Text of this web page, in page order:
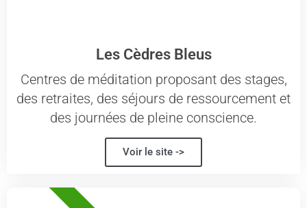
Les Cèdres Bleus
Centres de méditation proposant des stages,
des retraites, des séjours de ressourcement et
des journées de pleine conscience.
Voir le site ->